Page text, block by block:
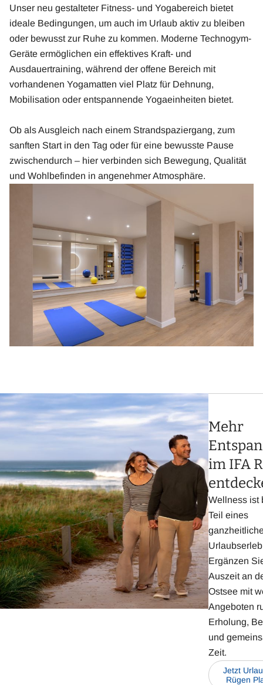
Unser neu gestalteter Fitness- und Yogabereich bietet
ideale Bedingungen, um auch im Urlaub aktiv zu bleiben
oder bewusst zur Ruhe zu kommen. Moderne Technogym-
Geräte ermöglichen ein effektives Kraft- und
Ausdauertraining, während der offene Bereich mit
vorhandenen Yogamatten viel Platz für Dehnung,
Mobilisation oder entspannende Yogaeinheiten bietet.
Ob als Ausgleich nach einem Strandspaziergang, zum
sanften Start in den Tag oder für eine bewusste Pause
zwischendurch – hier verbinden sich Bewegung, Qualität
und Wohlbefinden in angenehmer Atmosphäre.
Mehr
im IFA
Wellness ist
Teil eines
Ergänzen
Auszeit an
Ostsee mit
Angeboten
Erholung,
und
Zeit.
Jetzt
Rügen